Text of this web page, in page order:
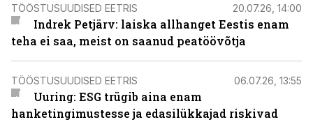
TÖÖSTUSUUDISED EETRIS 20.07.26, 14:00
Indrek Petjärv: laiska allhanget Eestis enam
teha ei saa, meist on saanud peatöövõtja
TÖÖSTUSUUDISED EETRIS 06.07.26, 13:55
Uuring: ESG trügib aina enam
hanketingimustesse ja edasilükkajad riskivad